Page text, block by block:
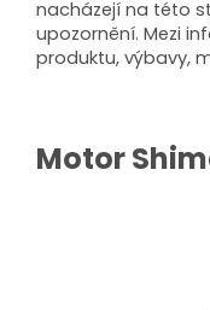
nacházejí na této
upozornění. Mezi
produktu, výbavy,
Motor